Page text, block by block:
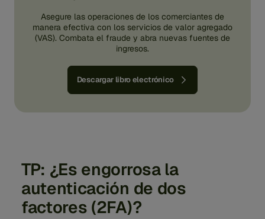
Asegure las operaciones de los comerciantes de
manera efectiva con los servicios de valor agregado
(VAS). Combata el fraude y abra nuevas fuentes de
ingresos.
Descargar libro electrónico
TP: ¿Es engorrosa la
autenticación de dos
factores (2FA)?